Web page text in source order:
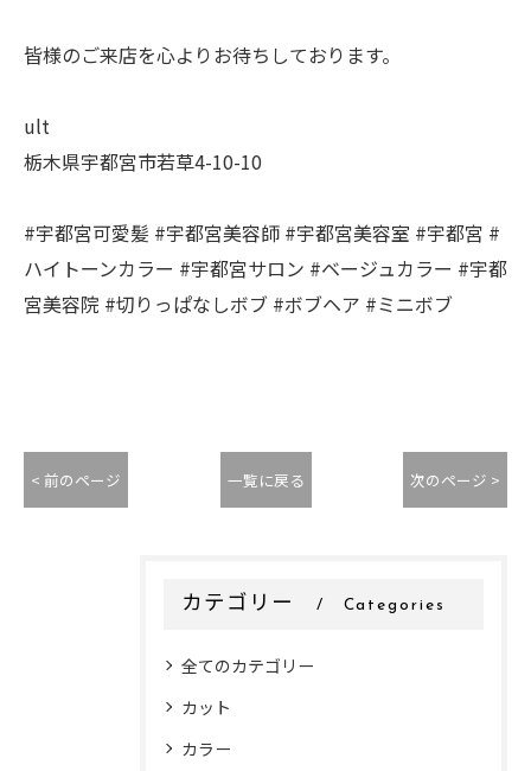
皆様のご来店を心よりお待ちしております。
ult
栃木県宇都宮市若草4-10-10
#宇都宮可愛髪 #宇都宮美容師 #宇都宮美容室 #宇都宮 #
ハイトーンカラー #宇都宮サロン #ベージュカラー #宇都
宮美容院 #切りっぱなしボブ #ボブヘア #ミニボブ
< 前のページ 一覧に戻る 次のページ >
カテゴリー Categories
全てのカテゴリー
カット
カラー